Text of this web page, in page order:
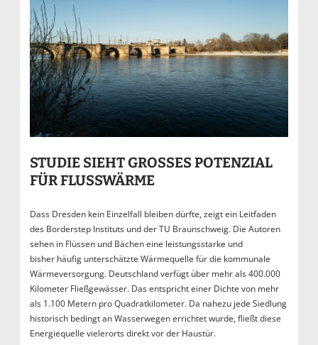
STUDIE SIEHT GROSSES POTENZIAL F
ÜR FLUSSWÄRME
Dass Dresden kein Einzelfall bleiben dürfte, zeigt ein Leitfaden
des Borderstep Instituts und der TU Braunschweig. Die Autoren
sehen in Flüssen und Bächen eine leistungsstarke und
bisher häufig unterschätzte Wärmequelle für die kommunale
Wärmeversorgung. Deutschland verfügt über mehr als 400.000
Kilometer Fließgewässer. Das entspricht einer Dichte von mehr
als 1.100 Metern pro Quadratkilometer. Da nahezu jede Siedlung
historisch bedingt an Wasserwegen errichtet wurde, fließt diese
Energiequelle vielerorts direkt vor der Haustür.